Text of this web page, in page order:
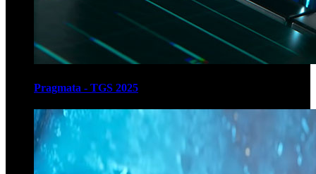
Pragmata - TGS 2025